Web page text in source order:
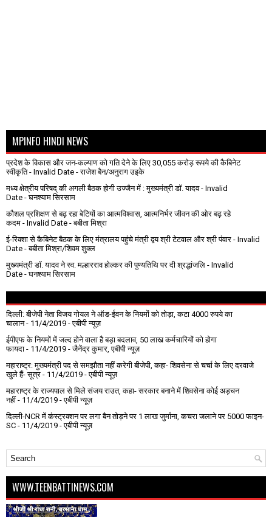
MPINFO HINDI NEWS
प्रदेश के विकास और जन-कल्याण को गति देने के लिए 30,055 करोड़ रूपये की कैबिनेट
स्वीकृति- Invalid Date - राजेश बैन/अनुराग उइके
मध्य क्षेत्रीय परिषद् की अगली बैठक होगी उज्जैन में : मुख्यमंत्री डॉ. यादव- Invalid
Date - घनश्याम सिरसाम
कौशल प्रशिक्षण से बढ़ रहा बेटियों का आत्मविश्वास, आत्मनिर्भर जीवन की ओर बढ़ रहे
कदम - Invalid Date - बबीता मिश्रा
ई-रिक्शा से कैबिनेट बैठक के लिए मंत्रालय पहुंचे मंत्री द्वय श्री टेटवाल और श्री पंवार - Invalid
Date - बबीता मिश्रा/शिवम शुक्ल
मुख्यमंत्री डॉ. यादव ने स्व. मल्हारराव होल्कर की पुण्यतिथि पर दी श्रद्धांजलि - Invalid
Date - घनश्याम सिरसाम
दिल्ली: बीजेपी नेता विजय गोयल ने ऑड-ईवन के नियमों को तोड़ा, कटा 4000 रुपये का
चालान- 11/4/2019 - एबीपी न्यूज़
ईपीएफ के नियमों में जल्द होने वाला है बड़ा बदलाव, 50 लाख कर्मचारियों को होगा
फायदा - 11/4/2019 - जैनेंद्र कुमार, एबीपी न्यूज़
महाराष्ट्र: मुख्यमंत्री पद से समझौता नहीं करेगी बीजेपी, कहा- शिवसेना से चर्चा के लिए दरवाजे
खुले हैं- सूत्र - 11/4/2019 - एबीपी न्यूज़
महाराष्ट्र के राज्यपाल से मिले संजय राउत, कहा- सरकार बनाने में शिवसेना कोई अड़चन
नहीं- 11/4/2019 - एबीपी न्यूज़
दिल्ली-NCR में कंस्ट्रक्शन पर लगा बैन तोड़ने पर 1 लाख जुर्माना, कचरा जलाने पर ₹5000 फाइन-
SC - 11/4/2019 - एबीपी न्यूज़
WWW.TEENBATTINEWS.COM